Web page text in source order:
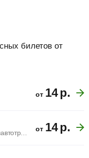
от 14р.
от 14р.